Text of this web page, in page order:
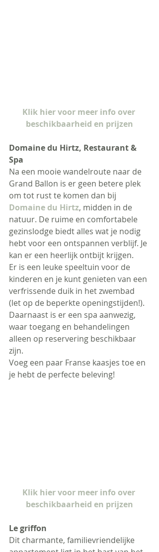
Klik hier voor meer info over
beschikbaarheid en prijzen
Domaine du Hirtz, Restaurant &
Spa
Na een mooie wandelroute naar de
Grand Ballon is er geen betere plek
om tot rust te komen dan bij
Domaine du Hirtz, midden in de
natuur. De ruime en comfortabele
gezinslodge biedt alles wat je nodig
hebt voor een ontspannen verblijf. Je
kan er een heerlijk ontbijt krijgen.
Er is een leuke speeltuin voor de
kinderen en je kunt genieten van een
verfrissende duik in het zwembad
(let op de beperkte openingstijden!).
Daarnaast is er een spa aanwezig,
waar toegang en behandelingen
alleen op reservering beschikbaar
zijn.
Voeg een paar Franse kaasjes toe en
je hebt de perfecte beleving!
Klik hier voor meer info over
beschikbaarheid en prijzen
Le griffon
Dit charmante, familievriendelijke